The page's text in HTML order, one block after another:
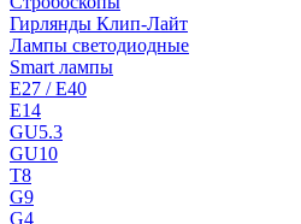
Гирлянды Клип-Лайт
Лампы светодиодные
Smart лампы
E27 / E40
E14
GU5.3
GU10
T8
G9
G4